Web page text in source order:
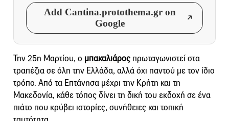
Add Cantina.protothema.gr on
Google
Την 25η Μαρτίου, ο μπακαλιάρος πρωταγωνιστεί στα
τραπέζια σε όλη την Ελλάδα, αλλά όχι παντού με τον ίδιο
τρόπο. Από τα Επτάνησα μέχρι την Κρήτη και τη
Μακεδονία, κάθε τόπος δίνει τη δική του εκδοχή σε ένα
πιάτο που κρύβει ιστορίες, συνήθειες και τοπική